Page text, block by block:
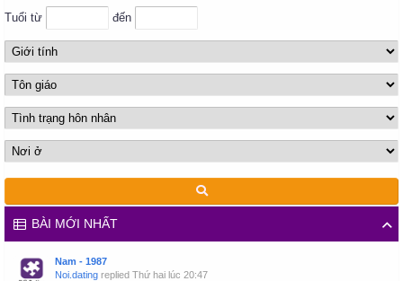
Tuổi từ đến
BÀI MỚI NHẤT
Nam - 1987
Noi.dating replied Thứ hai lúc 20:47